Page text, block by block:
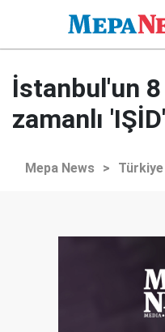
İstanbul'un
zamanlı
Mepa News > Türkiye